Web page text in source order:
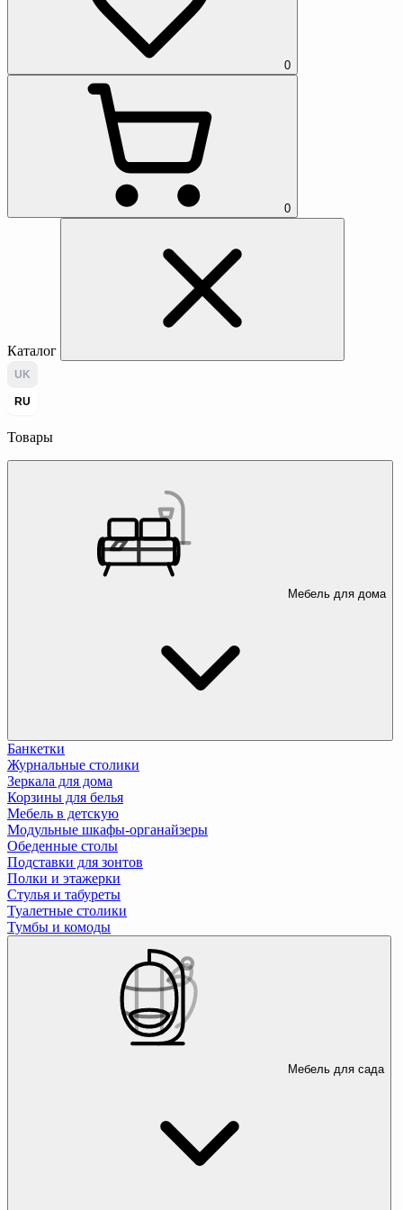
0
0
Каталог
UK
RU
Товары
Мебель для дома
Банкетки
Журнальные столики
Зеркала для дома
Корзины для белья
Мебель в детскую
Модульные шкафы-органайзеры
Обеденные столы
Подставки для зонтов
Полки и этажерки
Стулья и табуреты
Туалетные столики
Тумбы и комоды
Мебель для сада